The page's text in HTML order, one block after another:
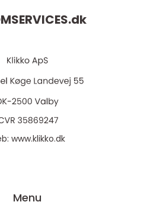
dk
www.klikko.dk
Menu